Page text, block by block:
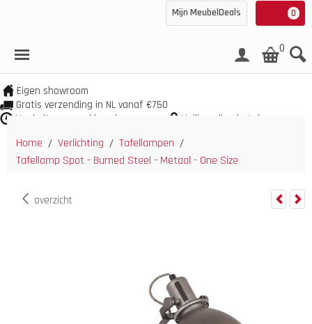
0
Mijn MeubelDeals
0
Eigen showroom
Gratis verzending in NL vanaf €750
Veel uit voorraad leverbaar
Veilig online betalen
Home / Verlichting / Tafellampen /
Tafellamp Spot - Burned Steel - Metaal - One Size
overzicht